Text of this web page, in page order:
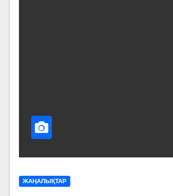
ЖАҢАЛЫҚТАР